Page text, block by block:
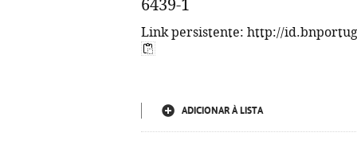
6439-1
Link persistente: http://
ADICIONAR À LISTA